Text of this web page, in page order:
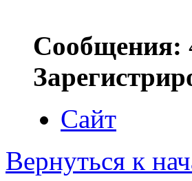
Сообщения:
Сайт
Вернуться к